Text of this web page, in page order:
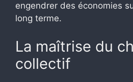
engendrer des économies
long terme.
La maîtrise du
collectif